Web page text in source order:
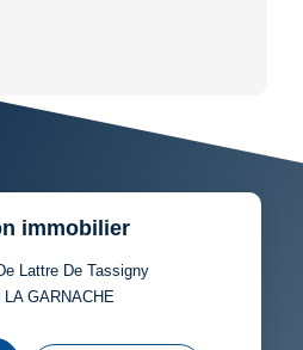
immobilier
Lattre De Tassigny
LA GARNACHE